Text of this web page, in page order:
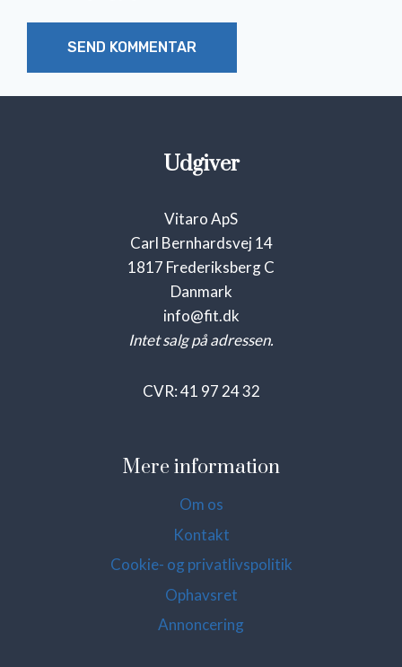
Udgiver
Vitaro ApS
Carl Bernhardsvej 14
1817 Frederiksberg C
Danmark
info@fit.dk
Intet salg på adressen.
CVR: 41 97 24 32
Mere information
Om os
Kontakt
Cookie- og privatlivspolitik
Ophavsret
Annoncering